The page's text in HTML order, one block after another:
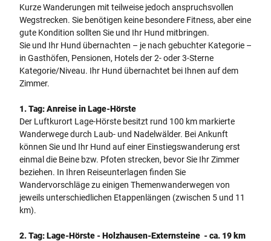
Kurze Wanderungen mit teilweise jedoch anspruchsvollen
Wegstrecken. Sie benötigen keine besondere Fitness, aber eine
gute Kondition sollten Sie und Ihr Hund mitbringen.
Sie und Ihr Hund übernachten – je nach gebuchter Kategorie –
in Gasthöfen, Pensionen, Hotels der 2- oder 3-Sterne
Kategorie/Niveau. Ihr Hund übernachtet bei Ihnen auf dem
Zimmer.
1. Tag: Anreise in Lage-Hörste
Der Luftkurort Lage-Hörste besitzt rund 100 km markierte
Wanderwege durch Laub- und Nadelwälder. Bei Ankunft
können Sie und Ihr Hund auf einer Einstiegswanderung erst
einmal die Beine bzw. Pfoten strecken, bevor Sie Ihr Zimmer
beziehen. In Ihren Reiseunterlagen finden Sie
Wandervorschläge zu einigen Themenwanderwegen von
jeweils unterschiedlichen Etappenlängen (zwischen 5 und 11
km).
2. Tag: Lage-Hörste - Holzhausen-Externsteine - ca. 19 km